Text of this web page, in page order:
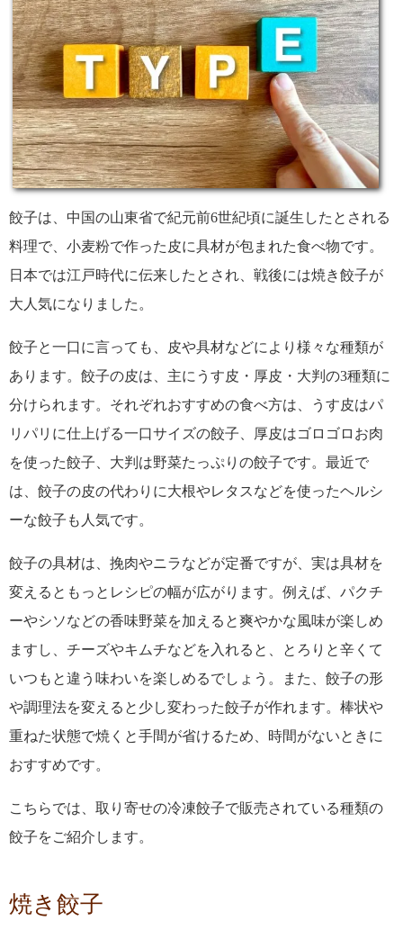
餃子は、中国の山東省で紀元前6世紀頃に誕生したとされる
料理で、小麦粉で作った皮に具材が包まれた食べ物です。
日本では江戸時代に伝来したとされ、戦後には焼き餃子が
大人気になりました。
餃子と一口に言っても、皮や具材などにより様々な種類が
あります。餃子の皮は、主にうす皮・厚皮・大判の3種類に
分けられます。それぞれおすすめの食べ方は、うす皮はパ
リパリに仕上げる一口サイズの餃子、厚皮はゴロゴロお肉
を使った餃子、大判は野菜たっぷりの餃子です。最近で
は、餃子の皮の代わりに大根やレタスなどを使ったヘルシ
ーな餃子も人気です。
餃子の具材は、挽肉やニラなどが定番ですが、実は具材を
変えるともっとレシピの幅が広がります。例えば、パクチ
ーやシソなどの香味野菜を加えると爽やかな風味が楽しめ
ますし、チーズやキムチなどを入れると、とろりと辛くて
いつもと違う味わいを楽しめるでしょう。また、餃子の形
や調理法を変えると少し変わった餃子が作れます。棒状や
重ねた状態で焼くと手間が省けるため、時間がないときに
おすすめです。
こちらでは、取り寄せの冷凍餃子で販売されている種類の
餃子をご紹介します。
焼き餃子